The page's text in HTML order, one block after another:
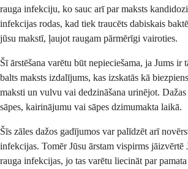
rauga infekciju, ko sauc arī par maksts
infekcijas rodas, kad tiek traucēts dabiskais
jūsu makstī, ļaujot raugam pārmērīgi vairoties.
Šī ārstēšana varētu būt nepieciešama, ja Jums ir
balts maksts izdalījums, kas izskatās kā
maksti un vulvu vai dedzināšana urinējot.
sāpes, kairinājumu vai sāpes dzimumakta laikā.
Šīs zāles dažos gadījumos var palīdzēt arī
infekcijas. Tomēr Jūsu ārstam vispirms jāizvērtē
rauga infekcijas, jo tas varētu liecināt par